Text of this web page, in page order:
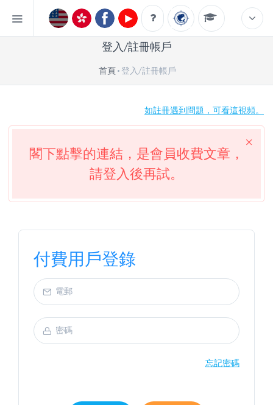
登入/註冊帳戶
首頁 登入/註冊帳戶
如註冊遇到問題，可看這視頻。
閣下點擊的連結，是會員收費文章，
請登入後再試。
付費用戶登錄
忘記密碼